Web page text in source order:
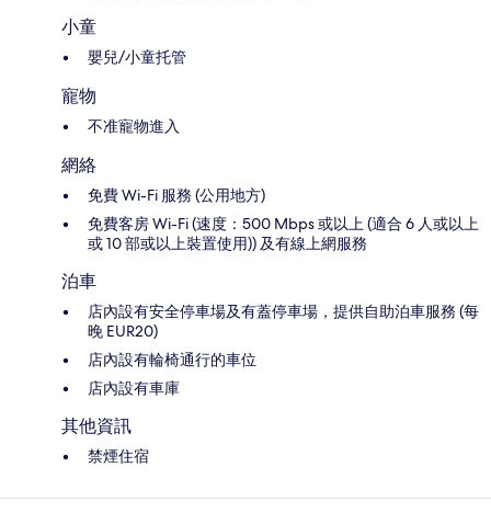
小童
嬰兒/小童托管
寵物
不准寵物進入
網絡
免費 Wi-Fi 服務 (公用地方)
免費客房 Wi-Fi (速度：500 Mbps 或以上 (適合 6 人或以上
或 10 部或以上裝置使用)) 及有線上網服務
泊車
店內設有安全停車場及有蓋停車場，提供自助泊車服務 (每
晚 EUR20)
店內設有輪椅通行的車位
店內設有車庫
其他資訊
禁煙住宿